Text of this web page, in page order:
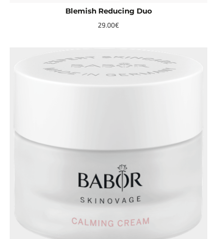
Blemish Reducing Duo
29.00€